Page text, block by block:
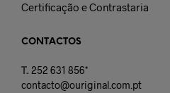
Certificação e Contrastaria
CONTACTOS
T. 252 631 856*
contacto@ouriginal.com.pt